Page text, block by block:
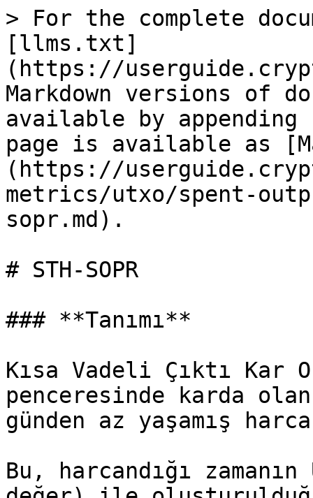
> For the complete
[llms.txt]
(https://
Markdown versions of
available by
page is available as
(https://
metrics/utxo/spent-
sopr.md).
# STH-SOPR
### **Tanımı**
Kısa Vadeli Çıktı Kar
penceresinde karda
günden az yaşamış
Bu, harcandığı